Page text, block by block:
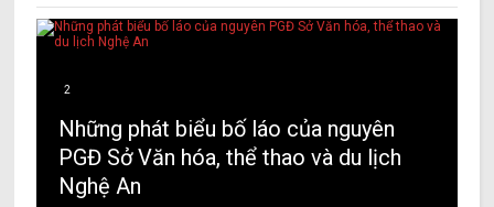
2
Những phát biểu bố láo của nguyên
PGĐ Sở Văn hóa, thể thao và du lịch
Nghệ An